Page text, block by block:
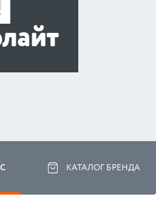
КАТАЛОГ БРЕНДА